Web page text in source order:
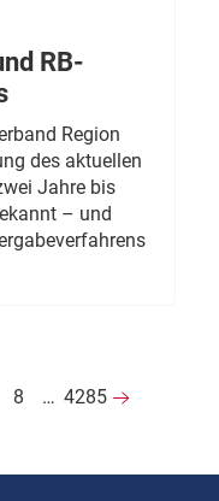
RB-
Region
des aktuellen
Jahre bis
– und
8 … 4285